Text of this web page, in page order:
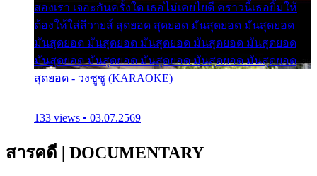
สองเรา เจอะกันครั้งใด เธอไม่เคยไยดี คราวนี้เธอยิ้มให้
ต้องให้ใส่ลีวายส์ สุดยอด สุดยอด มันสุดยอด มันสุดยอด
มันสุดยอด มันสุดยอด มันสุดยอด มันสุดยอด มันสุดยอด
มันสุดยอด มันสุดยอด มันสุดยอด มันสุดยอด มันสุดยอด
สุดยอด - วงซูซู (KARAOKE)
133 views • 03.07.2569
สารคดี | DOCUMENTARY